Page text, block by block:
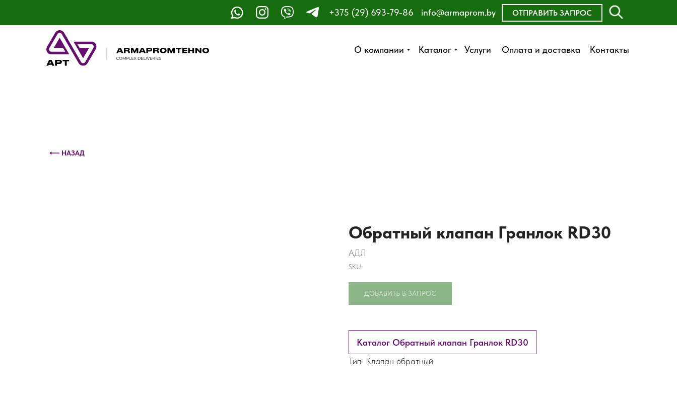
О компании Каталог Услуги Оплата и доставка Контакты
+375 (29) 693-79-86 ОТПРАВИТЬ ЗАПРОС
info@armaprom.by
О компании Каталог Услуги Оплата и доставка Контакты
ОСТАВИТЬ ЗАЯВКУ
ЗАКАЗАТЬ ЗВОНОК
⟵ НАЗАД
Обратный клапан Гранлок RD30
АДЛ
SKU:
ДОБАВИТЬ В ЗАПРОС
Каталог Обратный клапан Гранлок RD30
Тип: Клапан обратный